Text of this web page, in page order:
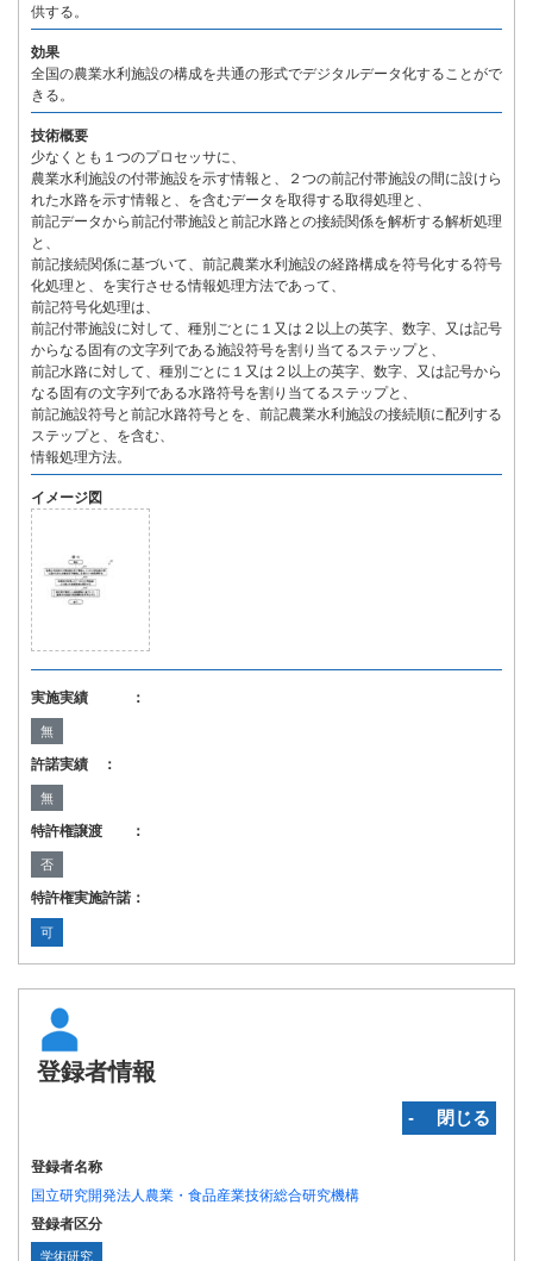
供する。
効果
全国の農業水利施設の構成を共通の形式でデジタルデータ化することがで
きる。
技術概要
少なくとも１つのプロセッサに、
農業水利施設の付帯施設を示す情報と、２つの前記付帯施設の間に設けら
れた水路を示す情報と、を含むデータを取得する取得処理と、
前記データから前記付帯施設と前記水路との接続関係を解析する解析処理
と、
前記接続関係に基づいて、前記農業水利施設の経路構成を符号化する符号
化処理と、を実行させる情報処理方法であって、
前記符号化処理は、
前記付帯施設に対して、種別ごとに１又は２以上の英字、数字、又は記号
からなる固有の文字列である施設符号を割り当てるステップと、
前記水路に対して、種別ごとに１又は２以上の英字、数字、又は記号から
なる固有の文字列である水路符号を割り当てるステップと、
前記施設符号と前記水路符号とを、前記農業水利施設の接続順に配列する
ステップと、を含む、
情報処理方法。
イメージ図
実施実績 ：
無
許諾実績 ：
無
特許権譲渡 ：
否
特許権実施許諾：
可
登録者情報
‐ 閉じる
登録者名称
国立研究開発法人農業・食品産業技術総合研究機構
登録者区分
学術研究